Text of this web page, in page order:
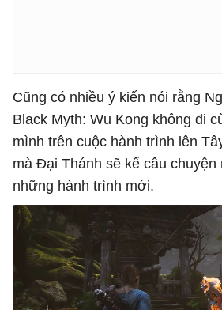
Cũng có nhiều ý kiến nói rằng
Black Myth: Wu Kong không đi
mình trên cuộc hành trình lên
mà Đại Thánh sẽ kể câu
những hành trình mới.